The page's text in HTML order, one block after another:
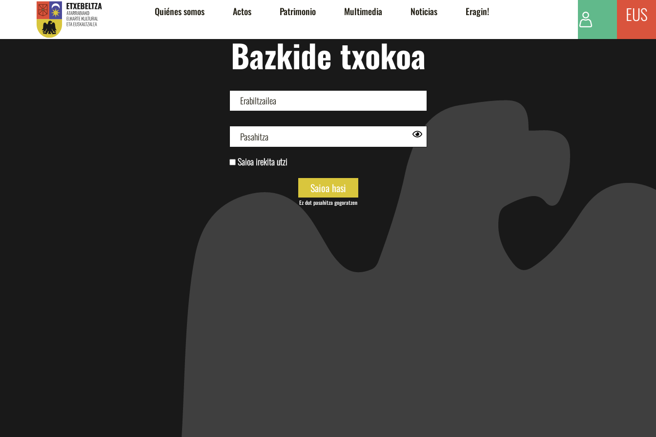
Quiénes somos Actos Patrimonio Multimedia Noticias Eragin! EUS
Bazkide txokoa
Saioa irekita utzi
Ez dut pasahitza gogoratzen